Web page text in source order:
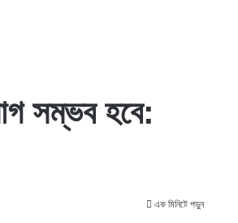
সম্ভব হবে:
এক মিনিটে পড়ুন